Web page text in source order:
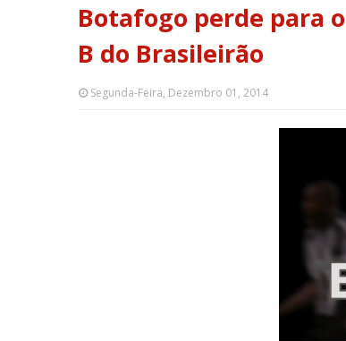
Botafogo perde para
B do Brasileirão
Segunda-Feira, Dezembro 01, 2014